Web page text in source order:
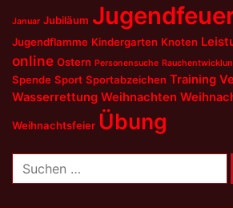
Januar Jubiläum
Jugendflamme Kindergarten Knoten
online Ostern Personensuche
Spende Sport Sportabzeichen Training
Wasserrettung Weihnachten
Weihnachtsfeier Übung
nach: